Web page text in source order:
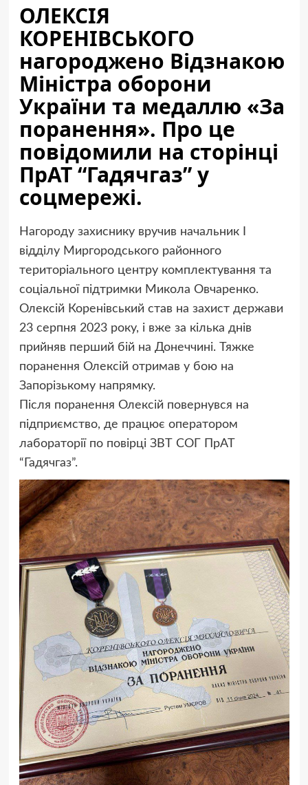
ОЛЕКСІЯ
КОРЕНІВСЬКОГО
нагороджено Відзнакою
Міністра оборони
України та медаллю «За
поранення». Про це
повідомили на сторінці
ПрАТ “Гадячгаз” у
соцмережі.
Нагороду захиснику вручив начальник І
відділу Миргородського районного
територіального центру комплектування та
соціальної підтримки Микола Овчаренко.
Олексій Коренівський став на захист держави
23 серпня 2023 року, і вже за кілька днів
прийняв перший бій на Донеччині. Тяжке
поранення Олексій отримав у бою на
Запорізькому напрямку.
Після поранення Олексій повернувся на
підприємство, де працює оператором
лабораторії по повірці ЗВТ СОГ ПрАТ
“Гадячгаз”.